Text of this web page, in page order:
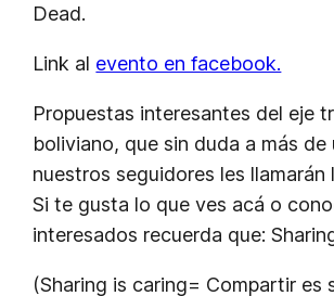
Dead.
Link al evento en facebook.
Propuestas interesantes del eje
boliviano, que sin duda a más de
nuestros seguidores les llamarán
Si te gusta lo que ves acá o
interesados recuerda que:
(Sharing is caring= Compartir es